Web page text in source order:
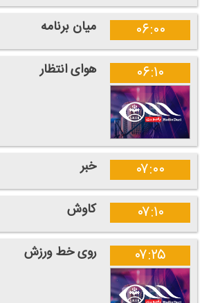
۰۶:۰۰ میان برنامه
۰۶:۱۰ هوای انتظار
۰۷:۰۰ خبر
۰۷:۱۰ كاوش
۰۷:۲۵ روی خط ورزش